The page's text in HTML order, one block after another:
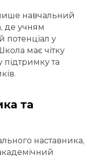
навчальний
де учням
потенціал у
має чітку
підтримку та
та
наставника,